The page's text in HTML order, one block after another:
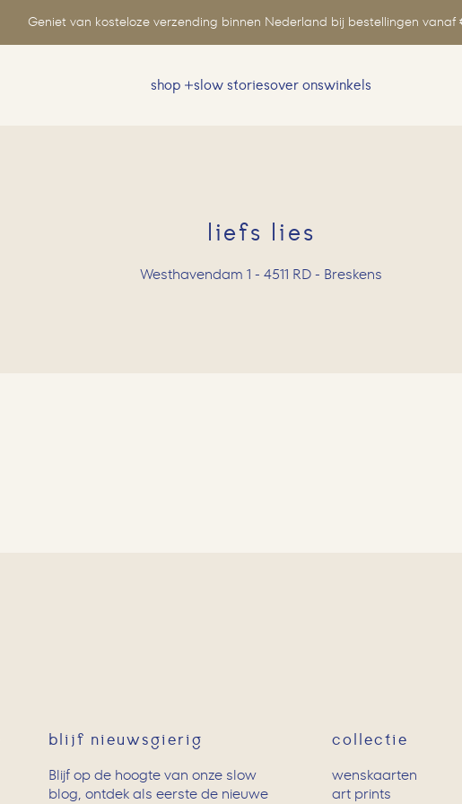
Geniet van kosteloze verzending binnen Nederland bij bestellingen vanaf
shop slow storiesover onswinkels
liefs lies
Westhavendam 1 - 4511 RD - Breskens
blijf nieuwsgierig
Blijf op de hoogte van onze slow
blog, ontdek als eerste de nieuwe
collectie
wenskaarten
art prints